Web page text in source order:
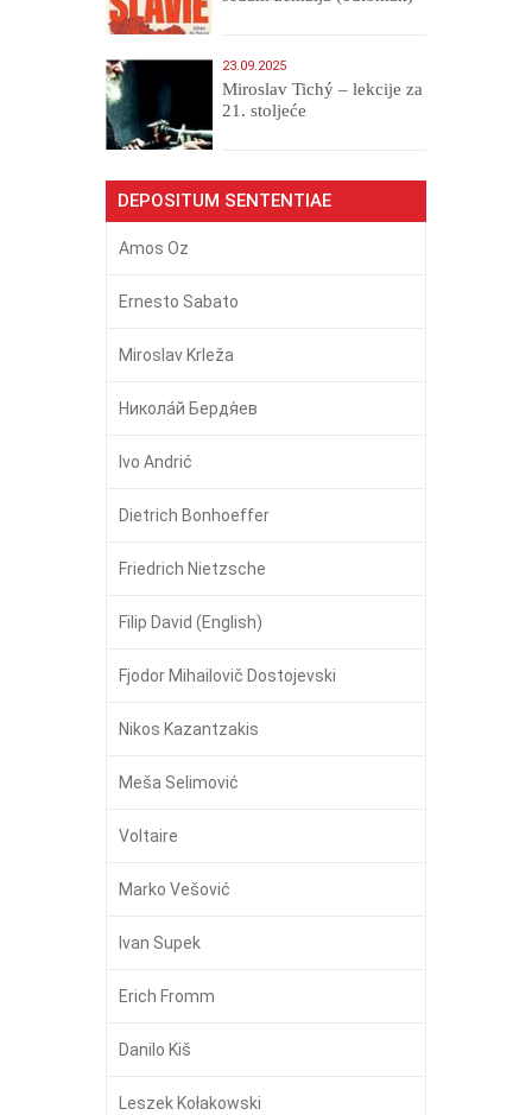
23.09.2025
Miroslav Tichý – lekcije za
21. stoljeće
DEPOSITUM SENTENTIAE
Amos Oz
Ernesto Sabato
Miroslav Krleža
Никола́й Бердя́ев
Ivo Andrić
Dietrich Bonhoeffer
Friedrich Nietzsche
Filip David (English)
Fjodor Mihailovič Dostojevski
Nikos Kazantzakis
Meša Selimović
Voltaire
Marko Vešović
Ivan Supek
Erich Fromm
Danilo Kiš
Leszek Kołakowski